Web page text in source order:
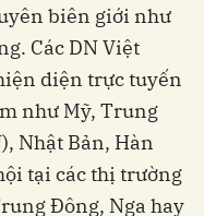
biên giới như
Các DN Việt
diện trực tuyến
như Mỹ, Trung
Nhật Bản, Hàn
tại các thị trường
Đông, Nga hay